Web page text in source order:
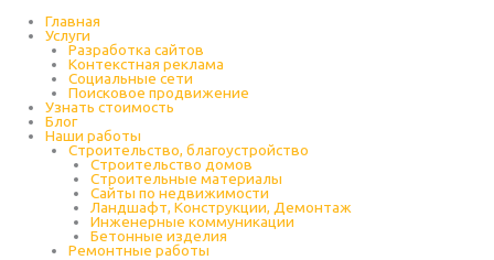
содержимому
Главная
Услуги
Разработка сайтов
Контекстная реклама
Социальные сети
Поисковое продвижение
Узнать стоимость
Блог
Наши работы
Строительство, благоустройство
Строительство домов
Строительные материалы
Сайты по недвижимости
Ландшафт, Конструкции, Демонтаж
Инженерные коммуникации
Бетонные изделия
Ремонтные работы